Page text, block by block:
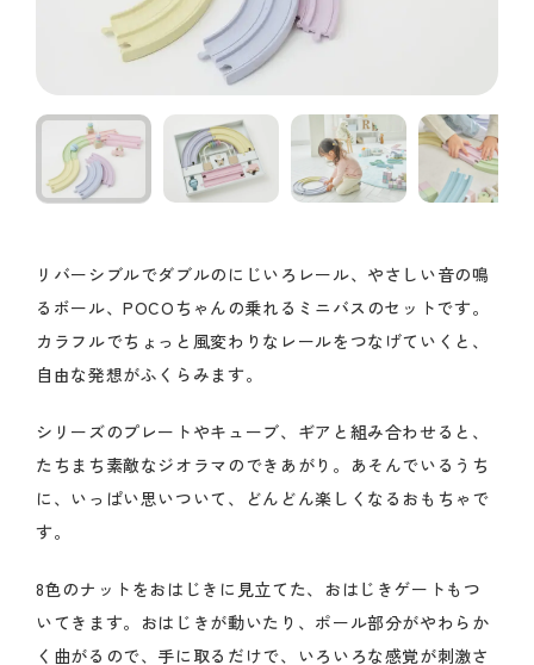
リバーシブルでダブルのにじいろレール、やさしい音の鳴
るボール、POCOちゃんの乗れるミニバスのセットです。
カラフルでちょっと風変わりなレールをつなげていくと、
自由な発想がふくらみます。
シリーズのプレートやキューブ、ギアと組み合わせると、
たちまち素敵なジオラマのできあがり。あそんでいるうち
に、いっぱい思いついて、どんどん楽しくなるおもちゃで
す。
8色のナットをおはじきに見立てた、おはじきゲートもつ
いてきます。おはじきが動いたり、ポール部分がやわらか
く曲がるので、手に取るだけで、いろいろな感覚が刺激さ